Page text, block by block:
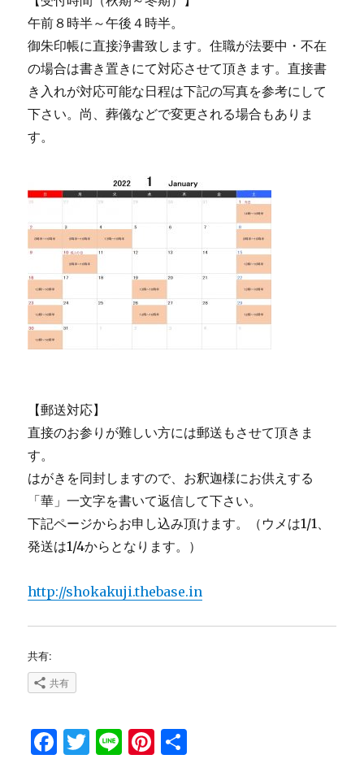
午前８時半～午後４時半。
御朱印帳に直接浄書致します。住職が法要中・不在
の場合は書き置きにて対応させて頂きます。直接書
き入れが対応可能な日程は下記の写真を参考にして
下さい。尚、葬儀などで変更される場合もありま
す。
【郵送対応】
直接のお参りが難しい方には郵送もさせて頂きま
す。
はがきを同封しますので、お釈迦様にお供えする
「華」一文字を書いて返信して下さい。
下記ページからお申し込み頂けます。（ウメは1/1、
発送は1/4からとなります。）
http://shokakuji.thebase.in
共有:
共有
F
T
Li Pi